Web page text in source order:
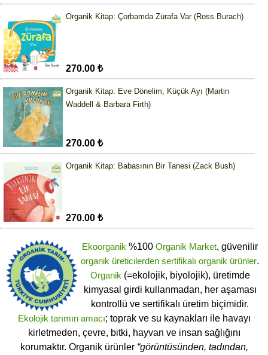
Organik Kitap: Çorbamda Zürafa Var (Ross Burach)
270.00 ₺
Organik Kitap: Eve Dönelim, Küçük Ayı (Martin
Waddell & Barbara Firth)
270.00 ₺
Organik Kitap: Babasının Bir Tanesi (Zack Bush)
270.00 ₺
Ekoorganik %100 Organik Market, güvenilir
organik üreticilerden sertifikalı organik ürünler.
Organik (=ekolojik, biyolojik), üretimde
kimyasal girdi kullanmadan, her aşaması
kontrollü ve sertifikalı üretim biçimidir.
Ekolojik tarımın amacı; toprak ve su kaynakları ile havayı
kirletmeden, çevre, bitki, hayvan ve insan sağlığını
korumaktır. Organik ürünler “görüntüsünden, tadından,